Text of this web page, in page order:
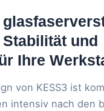
und
Ihre
von KESS3 ist
intensiv nach den